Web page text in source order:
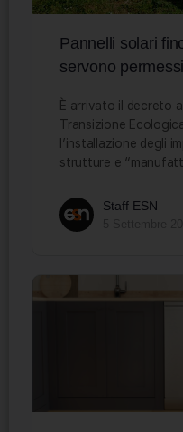
Pannelli solari
servono
È arrivato il decreto
Transizione
l’installazione degli
strutture e
Staff ESN